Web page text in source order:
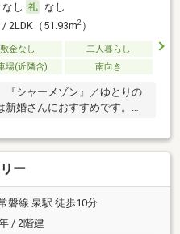
なし
なし
/ 2LDK（51.93m2）
敷金なし
二人暮らし
場(近隣含) 南向き
シャーメゾン』／ゆとりの
婚さんにおすすめです。／
ー
磐線 泉駅 徒歩10分
/ 2階建